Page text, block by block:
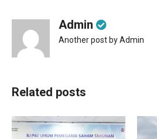
Admin
Another post by Admin
Related posts